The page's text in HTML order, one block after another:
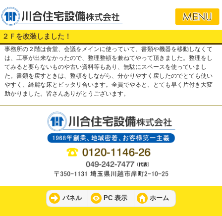
２Ｆを改装しました！
事務所の２階は食堂、会議をメインに使っていて、書類や機器を移動しなくて
は、工事が出来なかったので、整理整頓を兼ねてやって頂きました。整理をし
てみると要らないものや古い資料等もあり、無駄にスペースを使っていまし
た。書類を戻すときは、整頓をしながら、分かりやすく戻したのでとても使い
やすく、綺麗な床とピッタリ合います。全員でやると、とても早く片付き大変
助かりました。皆さんありがとうございます。
パネル PC 表示 ホーム